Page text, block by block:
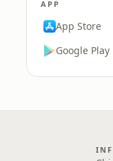
APP
App Store
Google Play